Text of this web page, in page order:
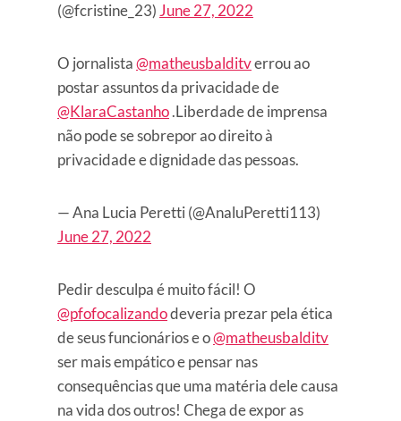
(@fcristine_23)June 27, 2022
O jornalista@matheusbalditverrou ao
postar assuntos da privacidade de
@KlaraCastanho.Liberdade de imprensa
não pode se sobrepor ao direito à
privacidade e dignidade das pessoas.
— Ana Lucia Peretti (@AnaluPeretti113)
June 27, 2022
Pedir desculpa é muito fácil! O
@pfofocalizandodeveria prezar pela ética
de seus funcionários e o@matheusbalditv
ser mais empático e pensar nas
consequências que uma matéria dele causa
na vida dos outros! Chega de expor as